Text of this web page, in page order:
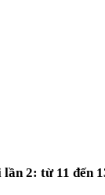
2: từ 11 đến